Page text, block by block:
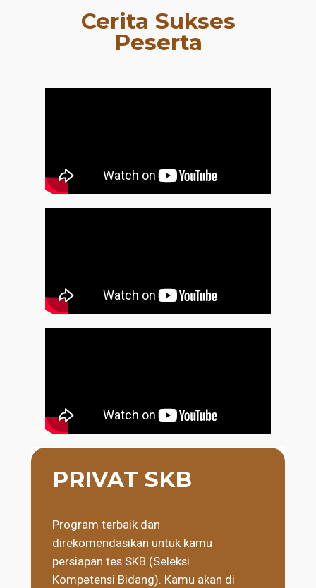
Cerita Sukses
Peserta
PRIVAT SKB
Program terbaik dan
direkomendasikan untuk kamu
persiapan tes SKB (Seleksi
Kompetensi Bidang). Kamu akan di